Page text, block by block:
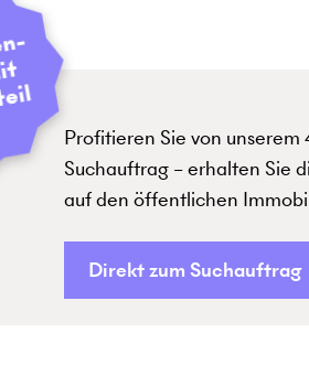
Profitieren Sie von
Suchauftrag – erhalten Sie
auf den öffentlichen
Direkt zum Suchauftrag